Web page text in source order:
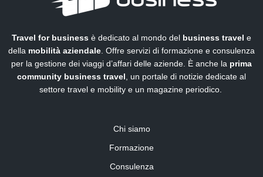
Travel for business è dedicato al mondo del business travel e
della mobilità aziendale. Offre servizi di formazione e consulenza
per la gestione dei viaggi d’affari delle aziende. È anche la prima
community business travel, un portale di notizie dedicate al
settore travel e mobility e un magazine periodico.
Chi siamo
Formazione
Consulenza